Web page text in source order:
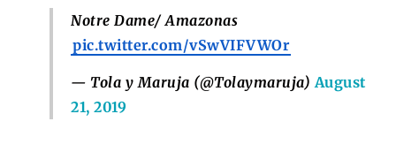
Notre Dame/ Amazonas
pic.twitter.com/vSwVIFVWOr
— Tola y Maruja (@Tolaymaruja) August
21, 2019